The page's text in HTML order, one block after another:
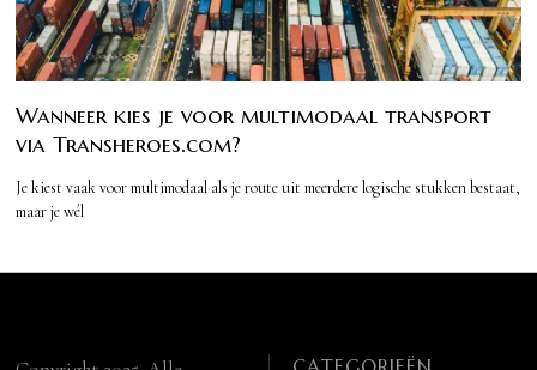
Wanneer kies je voor multimodaal transport
via Transheroes.com?
Je kiest vaak voor multimodaal als je route uit meerdere logische stukken bestaat,
maar je wél